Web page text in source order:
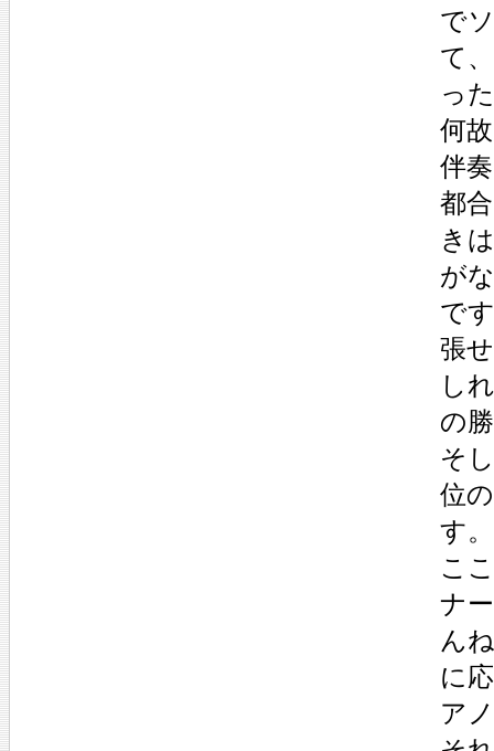
で
て
っ
何
伴
都
き
が
で
張
し
の
そ
位
す。
こ
ナ
ん
に
ア